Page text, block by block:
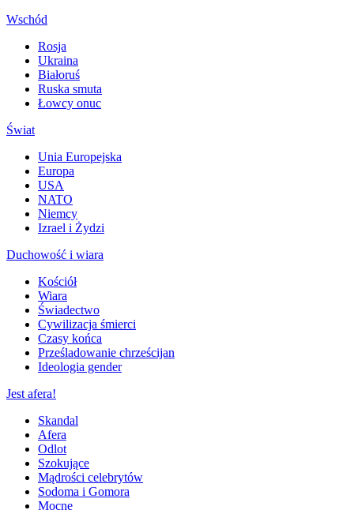
Wschód
Rosja
Ukraina
Białoruś
Ruska smuta
Łowcy onuc
Świat
Unia Europejska
Europa
USA
NATO
Niemcy
Izrael i Żydzi
Duchowość i wiara
Kościół
Wiara
Świadectwo
Cywilizacja śmierci
Czasy końca
Prześladowanie chrześcijan
Ideologia gender
Jest afera!
Skandal
Afera
Odlot
Szokujące
Mądrości celebrytów
Sodoma i Gomora
Mocne